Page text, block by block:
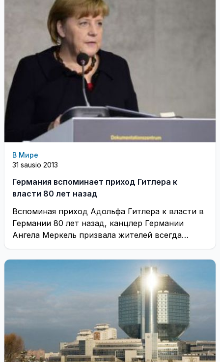
В Мире
31 sausio 2013
Германия вспоминает приход Гитлера к
власти 80 лет назад
Вспоминая приход Адольфа Гитлера к власти в
Германии 80 лет назад, канцлер Германии
Ангела Меркель призвала жителей всегда
бороться за ...